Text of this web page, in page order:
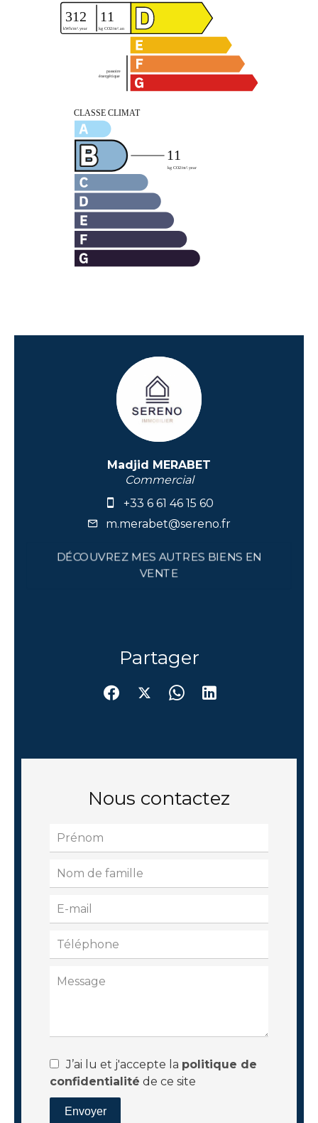
Madjid MERABET
Commercial
+33 6 61 46 15 60
m.merabet@sereno.fr
DÉCOUVREZ MES AUTRES BIENS EN
VENTE
Partager
Nous contactez
J’ai lu et j'accepte la politique de
confidentialité de ce site
Envoyer